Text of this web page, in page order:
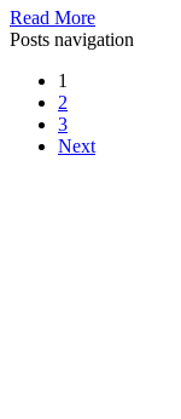
Read More
Posts navigation
1
2
3
Next